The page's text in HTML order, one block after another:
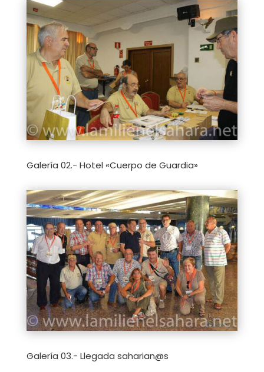
Galería 02.- Hotel «Cuerpo de Guardia»
Galería 03.- Llegada saharian@s